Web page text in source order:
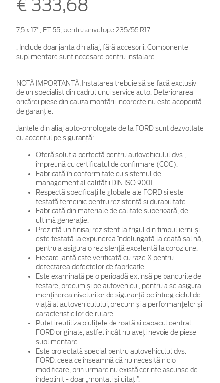
€ 333,68
7,5 x 17", ET 55, pentru anvelope 235/55 R17
. Include doar janta din aliaj, fără accesorii. Componente
suplimentare sunt necesare pentru instalare.
NOTĂ IMPORTANTĂ: Instalarea trebuie să se facă exclusiv
de un specialist din cadrul unui service auto. Deteriorarea
oricărei piese din cauza montării incorecte nu este acoperită
de garanţie.
Jantele din aliaj auto-omologate de la FORD sunt dezvoltate
cu accentul pe siguranță:
Oferă soluția perfectă pentru autovehiculul dvs.,
împreună cu certificatul de confirmare (COC).
Fabricată în conformitate cu sistemul de
management al calității DIN ISO 9001
Respectă specificațiile globale ale FORD și este
testată temeinic pentru rezistență și durabilitate.
Fabricată din materiale de calitate superioară, de
ultimă generație.
Prezintă un finisaj rezistent la frigul din timpul iernii și
este testată la expunerea îndelungată la ceață salină,
pentru a asigura o rezistență excelentă la coroziune.
Fiecare jantă este verificată cu raze X pentru
detectarea defectelor de fabricație.
Este examinată pe o perioadă extinsă pe bancurile de
testare, precum și pe autovehicul, pentru a se asigura
menținerea nivelurilor de siguranță pe întreg ciclul de
viață al autovehiculului, precum și a performanțelor și
caracteristicilor de rulare.
Puteți reutiliza piulițele de roată și capacul central
FORD originale, astfel încât nu aveți nevoie de piese
suplimentare.
Este proiectată special pentru autovehiculul dvs.
FORD, ceea ce înseamnă că nu necesită nicio
modificare, prin urmare nu există cerințe ascunse de
îndeplinit - doar „montați și uitați”.